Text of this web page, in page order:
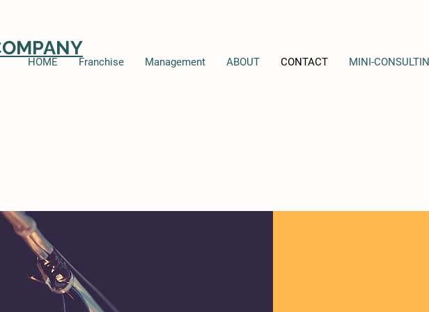
HOME Franchise Management ABOUT CONTACT MINI-